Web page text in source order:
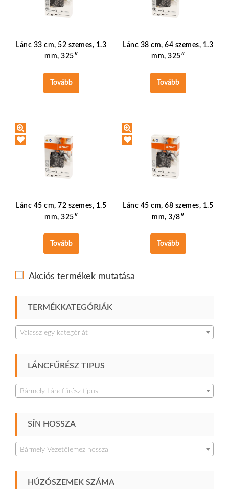
Lánc 33 cm, 52 szemes, 1.3
mm, 325″
Tovább
Lánc 38 cm, 64 szemes, 1.3
mm, 325″
Tovább
Lánc 45 cm, 72 szemes, 1.5
mm, 325″
Tovább
Lánc 45 cm, 68 szemes, 1.5
mm, 3/8″
Tovább
Akciós termékek mutatása
TERMÉKKATEGÓRIÁK
Válassz egy kategóriát
LÁNCFŰRÉSZ TIPUS
Bármely Láncfűrész tipus
SÍN HOSSZA
Bármely Vezetőlemez hossza
HÚZÓSZEMEK SZÁMA